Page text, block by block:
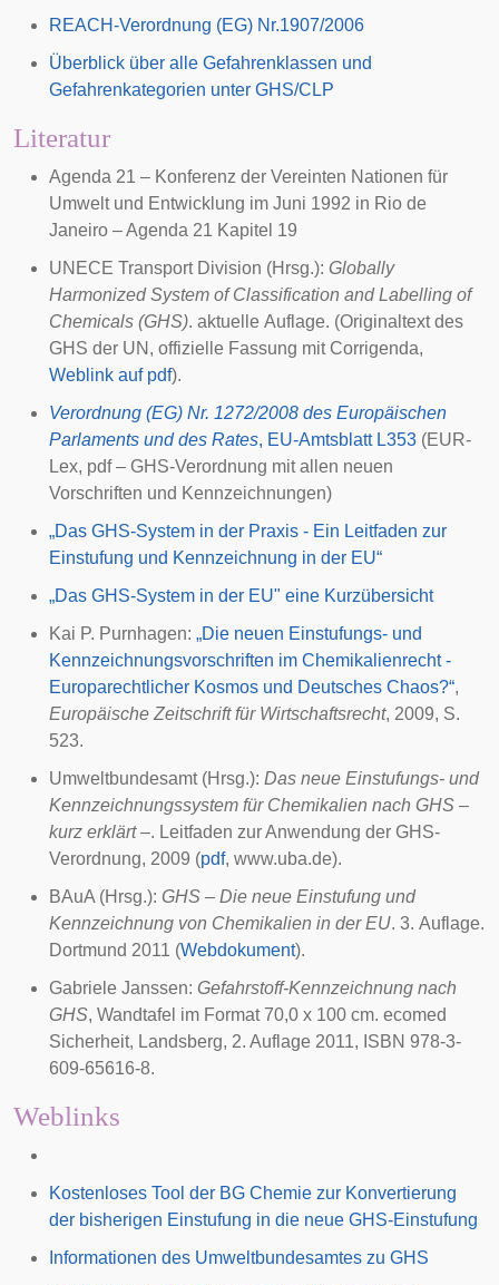
REACH-Verordnung (EG) Nr.1907/2006
Überblick über alle Gefahrenklassen und
Gefahrenkategorien unter GHS/CLP
Literatur
Agenda 21 – Konferenz der Vereinten Nationen für
Umwelt und Entwicklung im Juni 1992 in Rio de
Janeiro – Agenda 21 Kapitel 19
UNECE Transport Division (Hrsg.): Globally
Harmonized System of Classification and Labelling of
Chemicals (GHS). aktuelle Auflage. (Originaltext des
GHS der UN, offizielle Fassung mit Corrigenda,
Weblink auf pdf).
Verordnung (EG) Nr. 1272/2008 des Europäischen
Parlaments und des Rates, EU-Amtsblatt L353 (EUR-
Lex, pdf – GHS-Verordnung mit allen neuen
Vorschriften und Kennzeichnungen)
„Das GHS-System in der Praxis - Ein Leitfaden zur
Einstufung und Kennzeichnung in der EU“
„Das GHS-System in der EU" eine Kurzübersicht
Kai P. Purnhagen: „Die neuen Einstufungs- und
Kennzeichnungsvorschriften im Chemikalienrecht -
Europarechtlicher Kosmos und Deutsches Chaos?“,
Europäische Zeitschrift für Wirtschaftsrecht, 2009, S.
523.
Umweltbundesamt(Hrsg.): Das neue Einstufungs- und
Kennzeichnungssystem für Chemikalien nach GHS –
kurz erklärt –. Leitfaden zur Anwendung der GHS-
Verordnung, 2009 (pdf, www.uba.de).
BAuA (Hrsg.): GHS – Die neue Einstufung und
Kennzeichnung von Chemikalien in der EU. 3. Auflage.
Dortmund 2011 (Webdokument).
Gabriele Janssen: Gefahrstoff-Kennzeichnung nach
GHS, Wandtafel im Format 70,0 x 100 cm. ecomed
Sicherheit, Landsberg, 2. Auflage 2011, ISBN 978-3-
609-65616-8.
Weblinks
Kostenloses Tool der BG Chemie zur Konvertierung
der bisherigen Einstufung in die neue GHS-Einstufung
Informationen des Umweltbundesamtes zu GHS